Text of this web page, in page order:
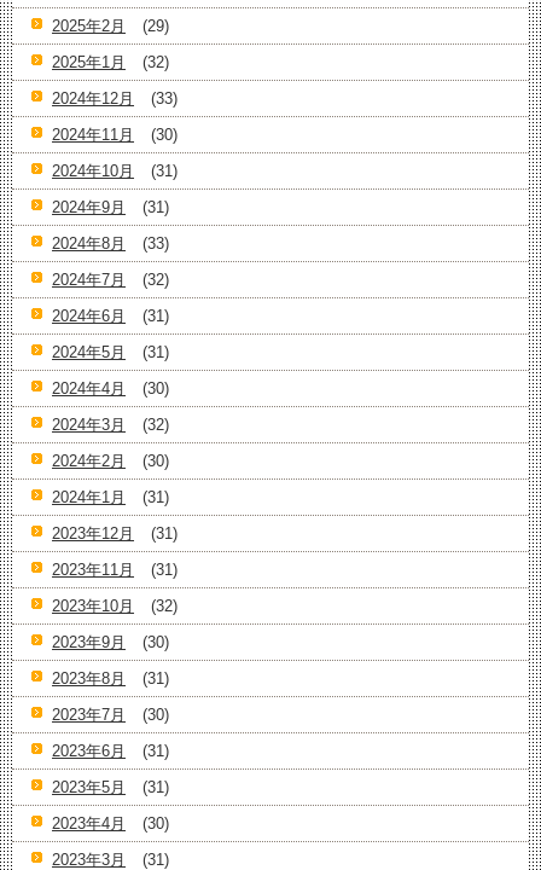
2025年2月
(29)
2025年1月
(32)
2024年12月
(33)
2024年11月
(30)
2024年10月
(31)
2024年9月
(31)
2024年8月
(33)
2024年7月
(32)
2024年6月
(31)
2024年5月
(31)
2024年4月
(30)
2024年3月
(32)
2024年2月
(30)
2024年1月
(31)
2023年12月
(31)
2023年11月
(31)
2023年10月
(32)
2023年9月
(30)
2023年8月
(31)
2023年7月
(30)
2023年6月
(31)
2023年5月
(31)
2023年4月
(30)
2023年3月
(31)